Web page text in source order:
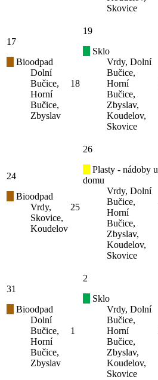
Skovice
17
Bioodpad
Dolní
Bučice,
Horní
Bučice,
Zbyslav
18
19
Sklo
Vrdy, Dolní
Bučice,
Horní
Bučice,
Zbyslav,
Koudelov,
Skovice
24
Bioodpad
Vrdy,
Skovice,
Koudelov
25
26
Plasty - nádoby u
domu
Vrdy, Dolní
Bučice,
Horní
Bučice,
Zbyslav,
Koudelov,
Skovice
31
Bioodpad
Dolní
Bučice,
Horní
Bučice,
Zbyslav
1
2
Sklo
Vrdy, Dolní
Bučice,
Horní
Bučice,
Zbyslav,
Koudelov,
Skovice